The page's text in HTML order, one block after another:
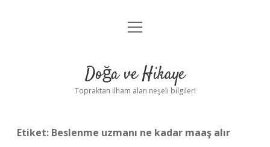
Anasayfa
Yasal Uyarı
menüyü
Doğa ve Hikaye
Topraktan ilham alan neşeli bilgiler!
Etiket: Beslenme uzmanı ne kadar maaş alır